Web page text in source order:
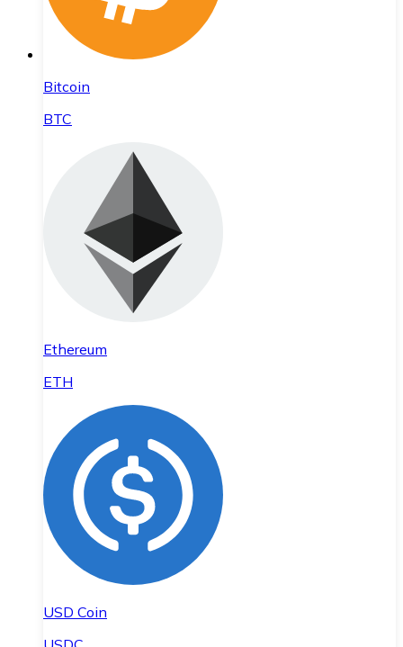
Bitcoin
BTC
Ethereum
ETH
USD Coin